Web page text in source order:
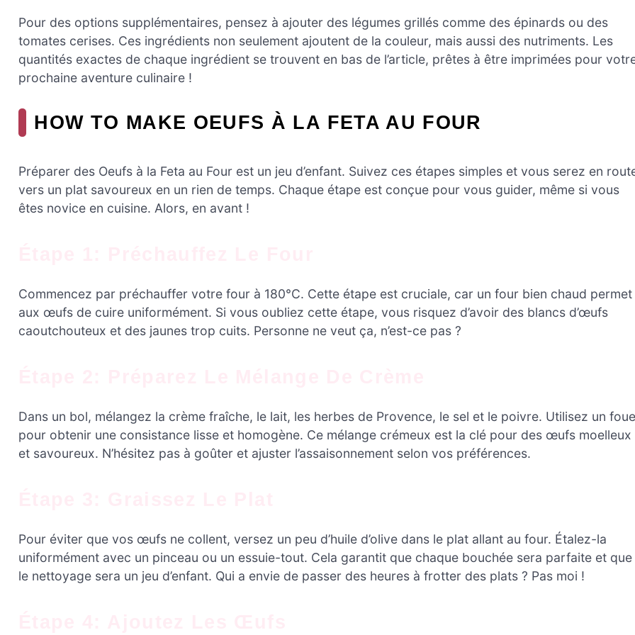
Pour des options supplémentaires, pensez à ajouter des légumes grillés comme des épinards ou des
tomates cerises. Ces ingrédients non seulement ajoutent de la couleur, mais aussi des nutriments. Les
quantités exactes de chaque ingrédient se trouvent en bas de l’article, prêtes à être imprimées pour
prochaine aventure culinaire !
HOW TO MAKE OEUFS À LA FETA AU FOUR
Préparer des Oeufs à la Feta au Four est un jeu d’enfant. Suivez ces étapes simples et vous serez en
vers un plat savoureux en un rien de temps. Chaque étape est conçue pour vous guider, même si vous
êtes novice en cuisine. Alors, en avant !
Commencez par préchauffer votre four à 180°C. Cette étape est cruciale, car un four bien chaud permet
aux œufs de cuire uniformément. Si vous oubliez cette étape, vous risquez d’avoir des blancs d’œufs
caoutchouteux et des jaunes trop cuits. Personne ne veut ça, n’est-ce pas ?
Dans un bol, mélangez la crème fraîche, le lait, les herbes de Provence, le sel et le poivre. Utilisez un
pour obtenir une consistance lisse et homogène. Ce mélange crémeux est la clé pour des œufs moelleux
et savoureux. N’hésitez pas à goûter et ajuster l’assaisonnement selon vos préférences.
Pour éviter que vos œufs ne collent, versez un peu d’huile d’olive dans le plat allant au four. Étalez-la
uniformément avec un pinceau ou un essuie-tout. Cela garantit que chaque bouchée sera parfaite et que
le nettoyage sera un jeu d’enfant. Qui a envie de passer des heures à frotter des plats ? Pas moi !